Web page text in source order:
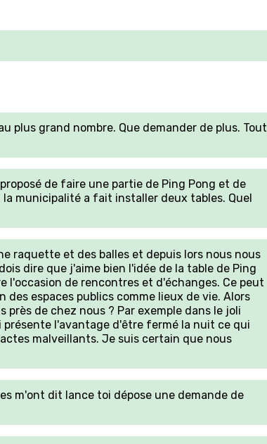
plus grand nombre. Que demander de plus. Tout
de faire une partie de Ping Pong et de
la municipalité a fait installer deux tables. Quel
raquette et des balles et depuis lors nous nous
dire que j'aime bien l'idée de la table de Ping
l'occasion de rencontres et d'échanges. Ce peut
espaces publics comme lieux de vie. Alors
près de chez nous ? Par exemple dans le joli
présente l'avantage d'être fermé la nuit ce qui
malveillants. Je suis certain que nous
m'ont dit lance toi dépose une demande de